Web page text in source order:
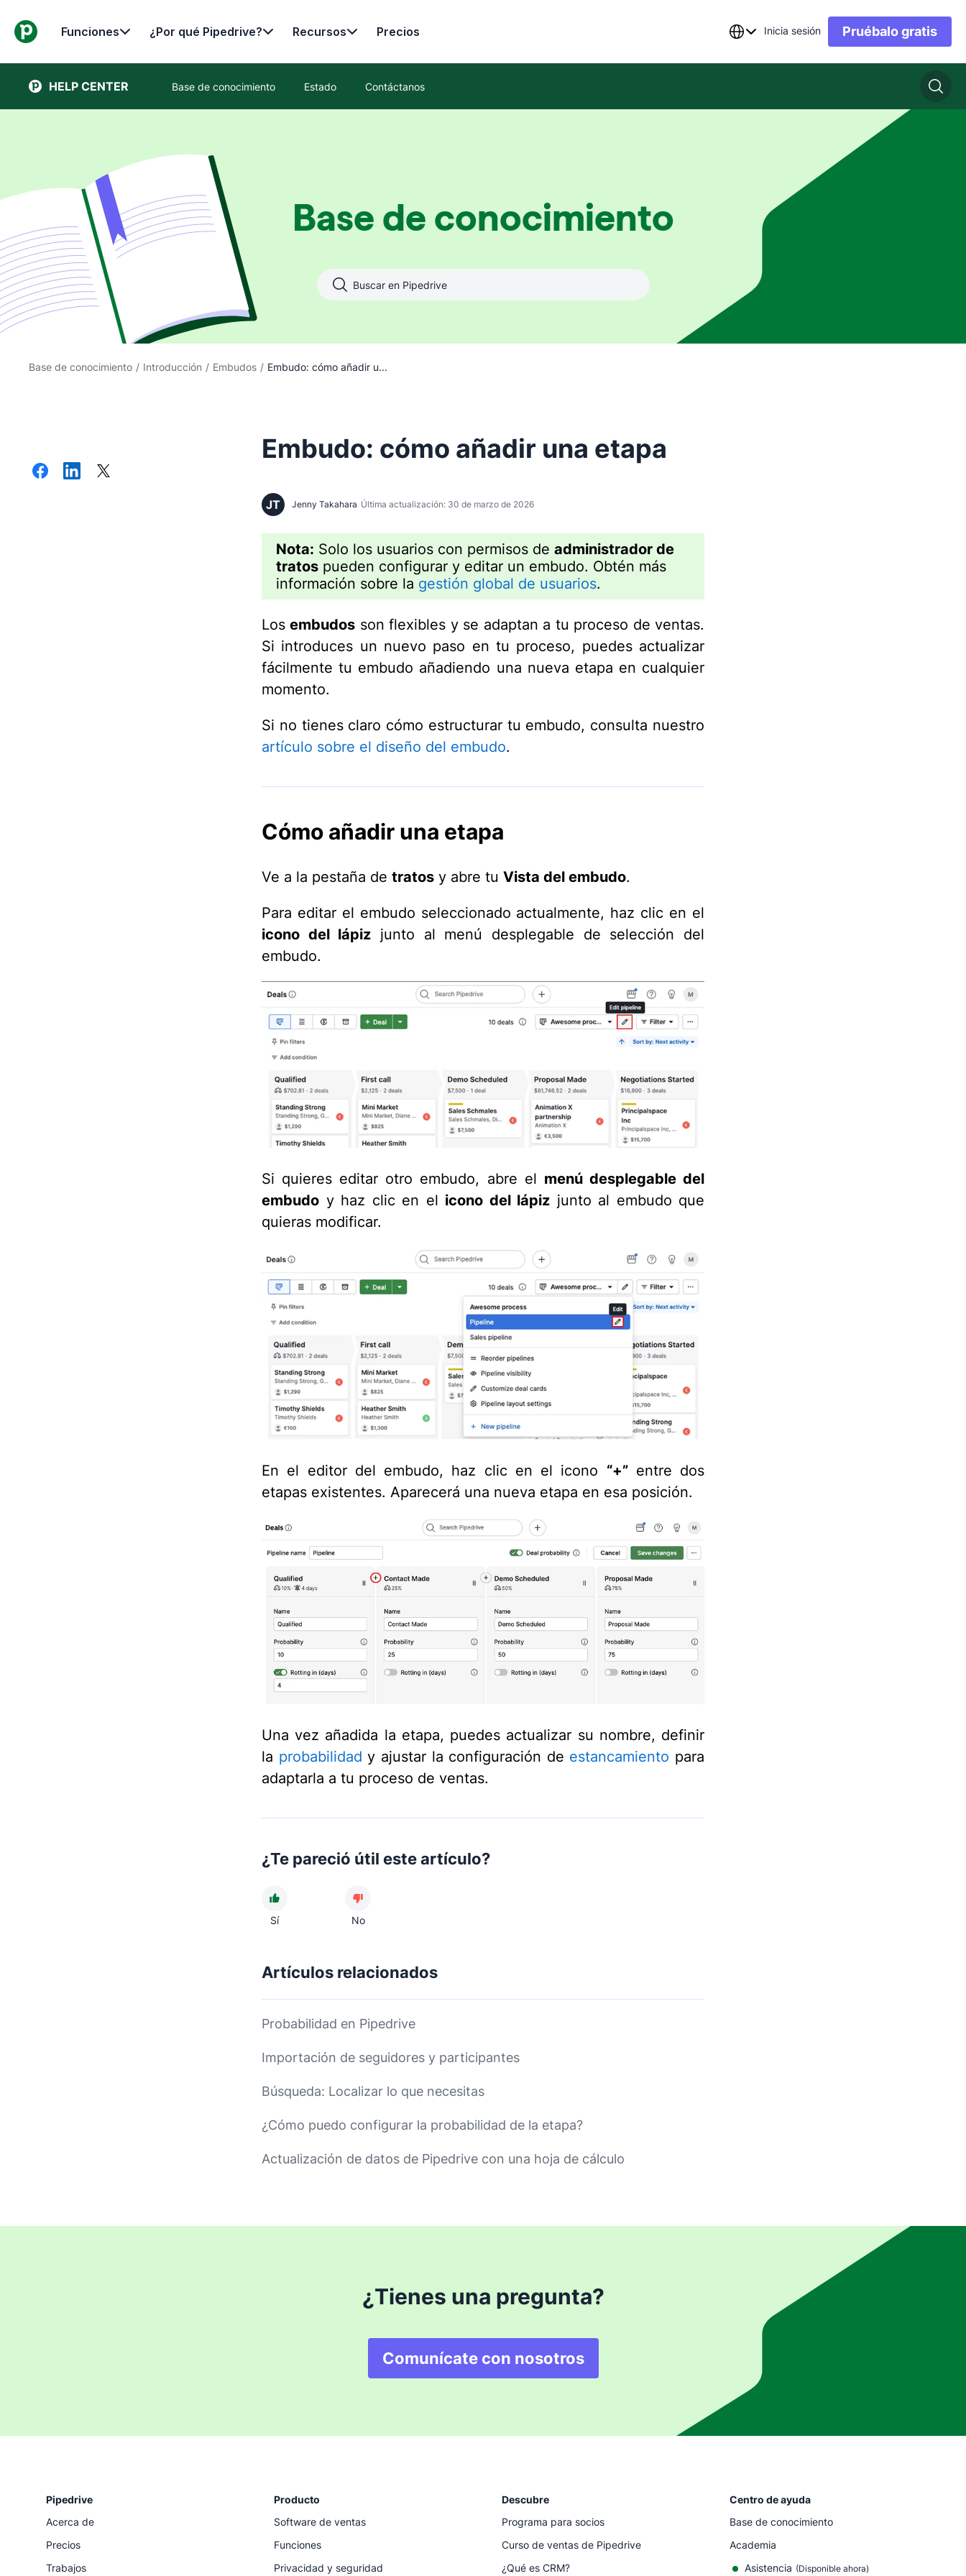
Funciones ¿Por qué Pipedrive? Recursos Precios Inicia sesión Pruébalo gratis
HELP CENTER Base de conocimiento Estado Contáctanos
Base de conocimiento
Base de conocimiento / Introducción / Embudos / Embudo: cómo añadir u...
Embudo: cómo añadir una etapa
JT Jenny Takahara Última actualización: 30 de marzo de 2026
Nota: Solo los usuarios con permisos de administrador de
tratos pueden configurar y editar un embudo. Obtén más
información sobre la gestión global de usuarios.
Losembudos son flexibles y se adaptan a tu proceso de ventas.
Si introduces un nuevo paso en tu proceso, puedes actualizar
fácilmente tu embudo añadiendo una nueva etapa en cualquier
momento.
Si no tienes claro cómo estructurar tu embudo, consulta nuestro
artículo sobre el diseño del embudo.
Cómo añadir una etapa
Ve a la pestaña de tratos y abre tu Vista del embudo.
Para editar el embudo seleccionado actualmente, haz clic en el
icono del lápiz junto al menú desplegable de selección del
embudo.
Si quieres editar otro embudo, abre el menú desplegable del
embudo y haz clic en el icono del lápiz junto al embudo que
quieras modificar.
En el editor del embudo, haz clic en el icono “+”entre dos
etapas existentes. Aparecerá una nueva etapa en esa posición.
Una vez añadida la etapa, puedes actualizar su nombre, definir
la probabilidad y ajustar la configuración de estancamiento para
adaptarla a tu proceso de ventas.
¿Te pareció útil este artículo?
Sí No
Artículos relacionados
Probabilidad en Pipedrive
Importación de seguidores y participantes
Búsqueda: Localizar lo que necesitas
¿Cómo puedo configurar la probabilidad de la etapa?
Actualización de datos de Pipedrive con una hoja de cálculo
¿Tienes una pregunta?
Comunícate con nosotros
Pipedrive
Acerca de
Precios
Trabajos
Producto
Software de ventas
Funciones
Privacidad y seguridad
Descubre
Programa para socios
Curso de ventas de Pipedrive
¿Qué es CRM?
Centro de ayuda
Base de conocimiento
Academia
Asistencia (Disponible ahora)